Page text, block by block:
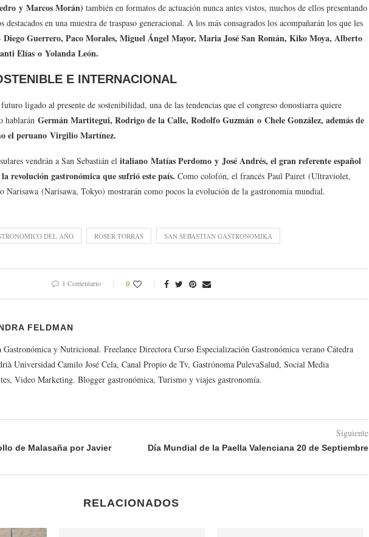
y Marcos Morán) también en formatos de actuación nunca antes vistos, muchos de ellos presentando
en una muestra de traspaso generacional. A los más consagrados los acompañarán los que les
Diego Guerrero, Paco Morales, Miguel Ángel Mayor, Maria José San Román, Kiko Moya, Alberto
Elías o Yolanda León.
E INTERNACIONAL
ligado al presente de sostenibilidad, una de las tendencias que el congreso donostiarra quiere
hablarán Germán Martitegui, Rodrigo de la Calle, Rodolfo Guzmán o Chele González, además de
el peruano Virgilio Martínez.
vendrán a San Sebastián el italiano Matías Perdomo y José Andrés, el gran referente español
revolución gastronómica que sufrió este país. Como colofón, el francés Paul Pairet (Ultraviolet,
Narisawa (Narisawa, Tokyo) mostrarán como pocos la evolución de la gastronomía mundial.
DEL AÑO ROSER TORRAS SAN SEBASTIAN GASTRONOMIKA
1 Comentario 0
FELDMAN
Gastronómica y Nutricional. Freelance Directora Curso Especialización Gastronómica verano Cátedra
Universidad Camilo José Cela, Canal Propio de Tv, Gastrónoma PulevaSalud, Social Media
Video Marketing. Blogger gastronómica, Turismo y viajes gastronomía.
de Malasaña por Javier
Siguiente
Día Mundial de la Paella Valenciana 20 de Septiembre
RELACIONADOS